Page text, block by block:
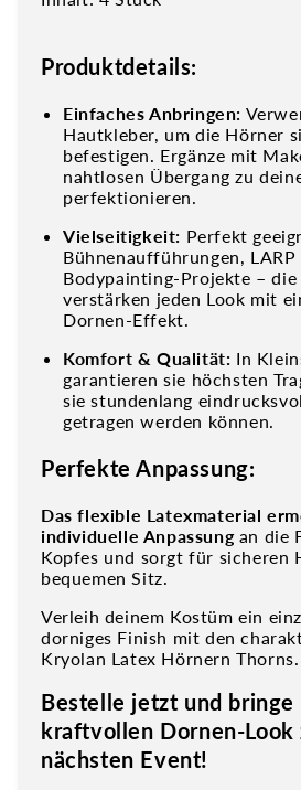
Produktdetails:
Einfaches Anbringen:
Hautkleber, um die Hörner
befestigen. Ergänze mit
nahtlosen Übergang zu
perfektionieren.
Vielseitigkeit: Perfekt
Bühnenaufführungen,
Bodypainting-Projekte –
verstärken jeden Look mit
Dornen-Effekt.
Komfort & Qualität: In
garantieren sie höchsten
sie stundenlang
getragen werden können.
Perfekte Anpassung:
Das flexible Latexmaterial
individuelle Anpassungan die
Kopfes und sorgt für sicheren
bequemen Sitz.
Verleih deinem Kostüm ein
dorniges Finish mit den
Kryolan Latex Hörnern Thorns.
Bestelle jetzt und bringe
kraftvollen Dornen-Look
nächsten Event!